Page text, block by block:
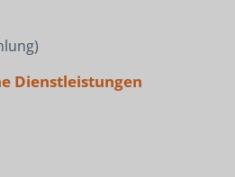
Dienstleistungen